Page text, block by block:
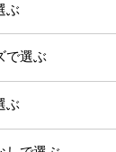
ぶ
で選ぶ
ぶ